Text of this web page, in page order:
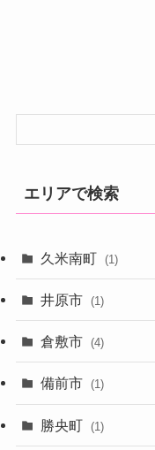
エリアで検索
久米南町 (1)
井原市 (1)
倉敷市 (4)
備前市 (1)
勝央町 (1)